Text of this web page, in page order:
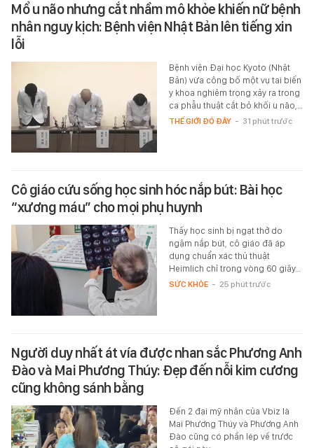
Mổ u não nhưng cắt nhầm mô khỏe khiến nữ bệnh
nhân nguy kịch: Bệnh viện Nhật Bản lên tiếng xin
lỗi
Bệnh viện Đại học Kyoto (Nhật
Bản) vừa công bố một vụ tai biến
y khoa nghiêm trọng xảy ra trong
ca phẫu thuật cắt bỏ khối u não,…
THẾ GIỚI ĐÓ ĐÂY - 31 phút trước
Cô giáo cứu sống học sinh hóc nắp bút: Bài học
“xương máu” cho mọi phụ huynh
Thấy học sinh bị ngạt thở do
ngậm nắp bút, cô giáo đã áp
dụng chuẩn xác thủ thuật
Heimlich chỉ trong vòng 60 giây…
SỨC KHỎE - 25 phút trước
Người duy nhất át vía được nhan sắc Phương Anh
Đào và Mai Phương Thúy: Đẹp đến nỗi kim cương
cũng không sánh bằng
Đến 2 đại mỹ nhân của Vbiz là
Mai Phương Thúy và Phương Anh
Đào cũng có phần lép vế trước